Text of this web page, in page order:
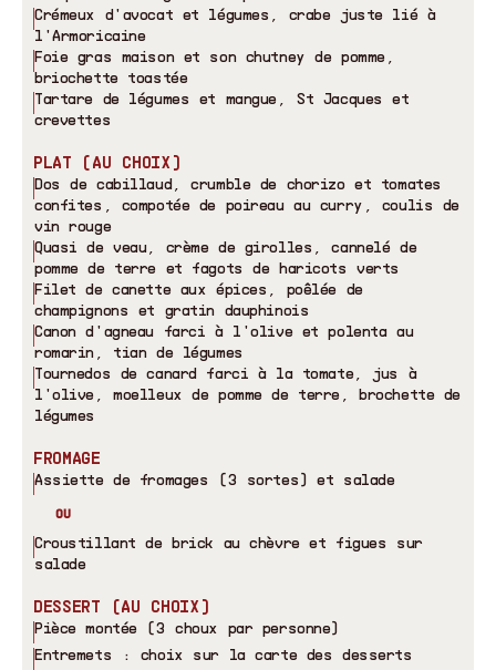
Crémeux d'avocat et légumes, crabe juste lié à
l 'Armoricaine
Foie gras maison et son chutney de pomme,
briochette toastée
Tartare de légumes et mangue, St Jacques et
crevettes
PLAT (AU CHOIX)
Dos de cabillaud, crumble de chorizo et tomates
confites, compotée de poireau au curry, coulis de
vin rouge
Quasi de veau, crème de girolles, cannelé de
pomme de terre et fagots de haricots verts
Filet de canette aux épices, poêlée de
champignons et gratin dauphinois
Canon d'agneau farci à l 'olive et polenta au
romarin, tian de légumes
Tournedos de canard farci à la tomate, jus à
l 'olive, moelleux de pomme de terre, brochette de
légumes
FROMAGE
Assiette de fromages (3 sortes) et salade
OU
Croustillant de brick au chèvre et figues sur
salade
DESSERT (AU CHOIX)
Pièce montée (3 choux par personne)
Entremets : choix sur la carte des desserts